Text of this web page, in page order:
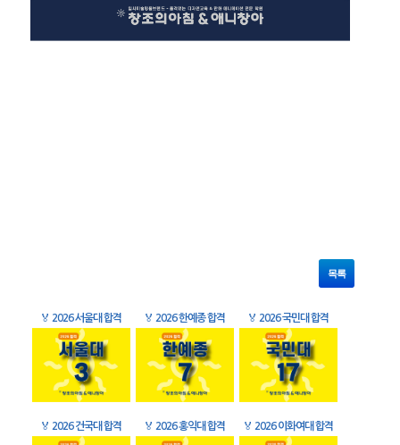
목록
🏅 2026 서울대 합격 🏅 2026 한예종 합격 🏅 2026 국민대 합격
🏅 2026 건국대 합격 🏅 2026 홍익대 합격 🏅 2026 이화여대 합격